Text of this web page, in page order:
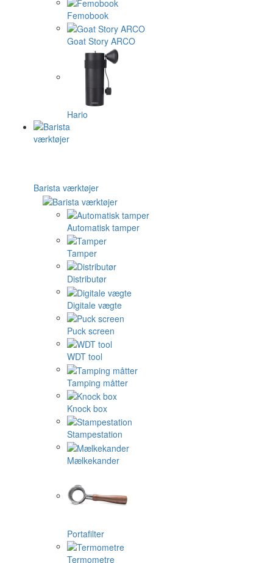
Femobook
Goat Story ARCO
Hario
Barista værktøjer
Automatisk tamper
Tamper
Distributør
Digitale vægte
Puck screen
WDT tool
Tamping måtter
Knock box
Stampestation
Mælkekander
Portafilter
Termometre